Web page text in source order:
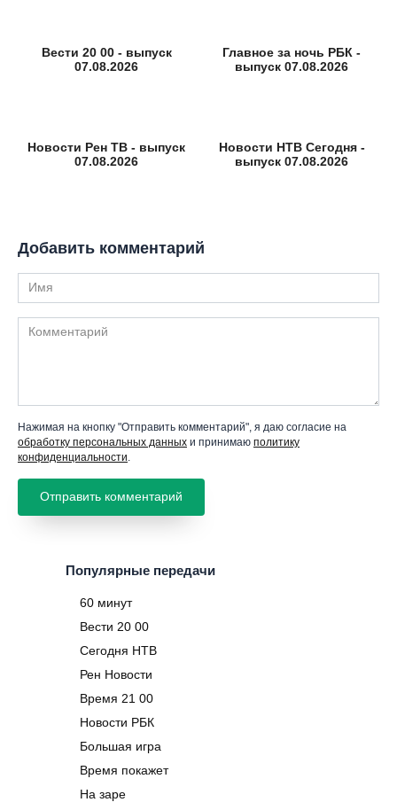
Вести 20 00 - выпуск
07.08.2026
Главное за ночь РБК -
выпуск 07.08.2026
Новости Рен ТВ - выпуск
07.08.2026
Новости НТВ Сегодня -
выпуск 07.08.2026
Добавить комментарий
Имя
Комментарий
Нажимая на кнопку "Отправить комментарий", я даю согласие на
обработку персональных данных и принимаю политику
конфиденциальности
Популярные передачи
60 минут
Вести 20 00
Сегодня НТВ
Рен Новости
Время 21 00
Новости РБК
Большая игра
Время покажет
На заре